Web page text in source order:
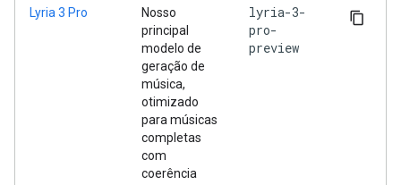
Lyria 3 Pro
Nosso
principal
modelo de
geração de
música,
otimizado
para músicas
completas
com
coerência
lyria-3-
pro-
preview